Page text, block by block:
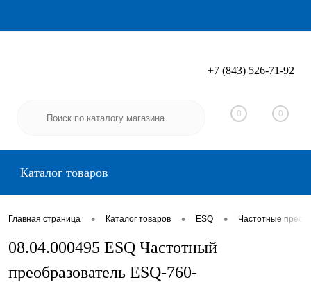
Вход Регистрация
+7 (843) 526-71-92
0 0
Каталог товаров
Главная страница • Каталог товаров • ESQ • Частотные
08.04.000495 ESQ Частотный
преобразователь ESQ-760-